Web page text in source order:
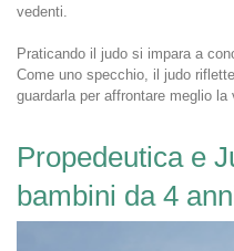
vedenti.
Praticando il judo si impara a
Come uno specchio, il judo
guardarla per affrontare meglio la
Propedeutica e
bambini da 4